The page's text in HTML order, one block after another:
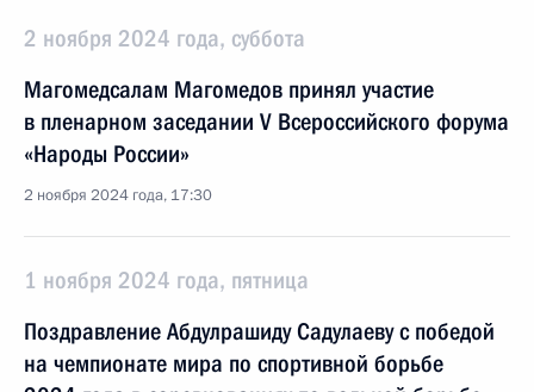
2 ноября 2024 года, суббота
Магомедсалам Магомедов принял участие
в пленарном заседании V Всероссийского форума
«Народы России»
2 ноября 2024 года, 17:30
1 ноября 2024 года, пятница
Поздравление Абдулрашиду Садулаеву с победой
на чемпионате мира по спортивной борьбе